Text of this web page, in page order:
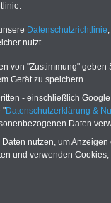
bei
aus
Datenschutzrichtlinie
nutzt.
von "Zustimmung"
Gerät zu speichern.
- einschließlich
"Datenschutzerklärung &
Daten
Daten nutzen, um
und verwenden